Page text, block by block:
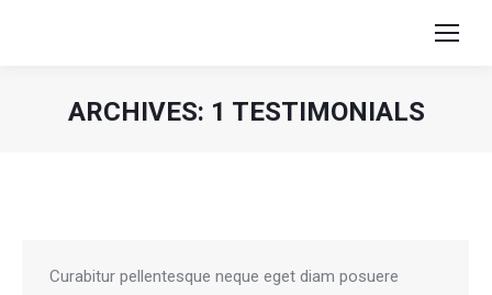
ARCHIVES: 1 TESTIMONIALS
Curabitur pellentesque neque eget diam posuere